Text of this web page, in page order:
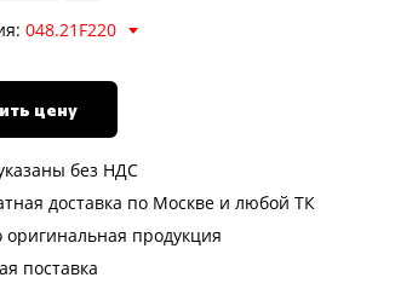
048.21F220
цену
без НДС
доставка по Москве и любой ТК
оригинальная продукция
поставка